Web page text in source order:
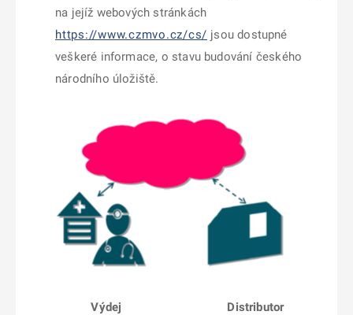
na jejíž webových stránkách
https://www.czmvo.cz/cs/ jsou dostupné
veškeré informace, o stavu budování českého
národního úložiště.
Výdej Distributor